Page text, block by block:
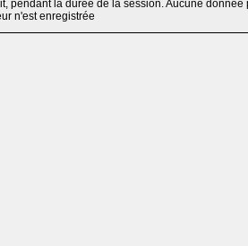
pendant la durée de la session. Aucune
n'est enregistrée